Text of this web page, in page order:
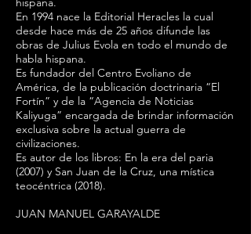
En 1994 nace la Editorial Heracles la cual
desde hace más de 25 años difunde las
obras de Julius Evola en todo el mundo de
habla hispana.
Es fundador del Centro Evoliano de
América, de la publicación doctrinaria “El
Fortín” y de la “Agencia de Noticias
Kaliyuga” encargada de brindar información
exclusiva sobre la actual guerra de
civilizaciones.
Es autor de los libros: En la era del paria
(2007) y San Juan de la Cruz, una mística
teocéntrica (2018).
JUAN MANUEL GARAYALDE